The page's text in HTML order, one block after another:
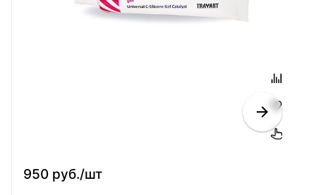
950 руб./шт